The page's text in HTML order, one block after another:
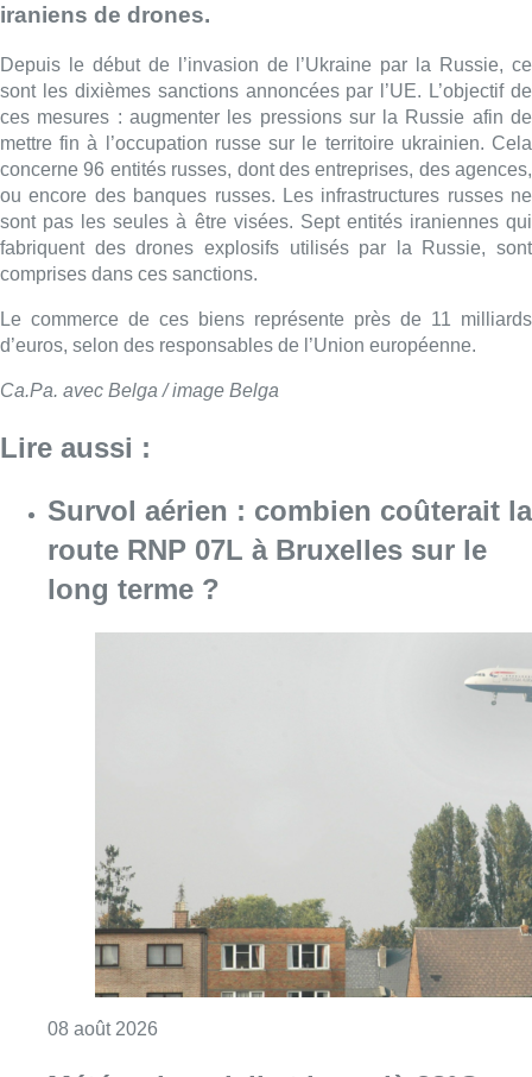
iraniens de drones.
Depuis le début de l’invasion de l’Ukraine par la Russie, ce
sont les dixièmes sanctions annoncées par l’UE. L’objectif de
ces mesures : augmenter les pressions sur la Russie afin de
mettre fin à l’occupation russe sur le territoire ukrainien. Cela
concerne 96 entités russes, dont des entreprises, des agences,
ou encore des banques russes. Les infrastructures russes ne
sont pas les seules à être visées. Sept entités iraniennes qui
fabriquent des drones explosifs utilisés par la Russie, sont
comprises dans ces sanctions.
Le commerce de ces biens représente près de 11 milliards
d’euros, selon des responsables de l’Union européenne.
Ca.Pa. avec Belga / image Belga
Lire aussi :
Survol aérien : combien coûterait la
route RNP 07L à Bruxelles sur le
long terme ?
08 août 2026